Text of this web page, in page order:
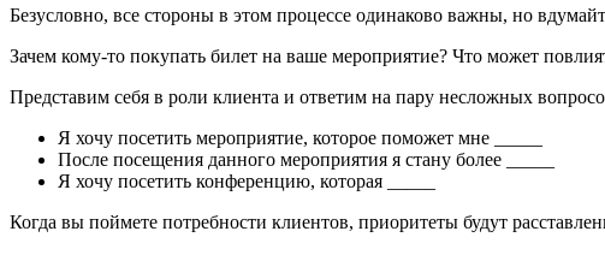
Безусловно, все стороны в этом процессе одинаково важны, но
Зачем кому-то покупать билет на ваше мероприятие? Что может
Представим себя в роли клиента и ответим на пару несложных
Я хочу посетить мероприятие, которое поможет мне _____
После посещения данного мероприятия я стану более _____
Я хочу посетить конференцию, которая _____
Когда вы поймете потребности клиентов, приоритеты будут